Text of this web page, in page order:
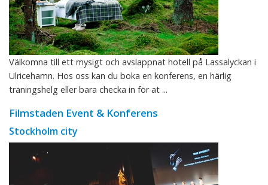
Välkomna till ett mysigt och avslappnat hotell på Lassalyckan i
Ulricehamn. Hos oss kan du boka en konferens, en härlig
träningshelg eller bara checka in för at ...
Filmstaden Event & Konferens
Stockholm city